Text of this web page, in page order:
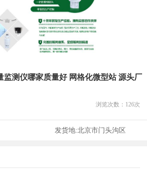
监测仪哪家质量好 网格化微型站 源头厂
浏览次数： 126次
发货地:北京市门头沟区